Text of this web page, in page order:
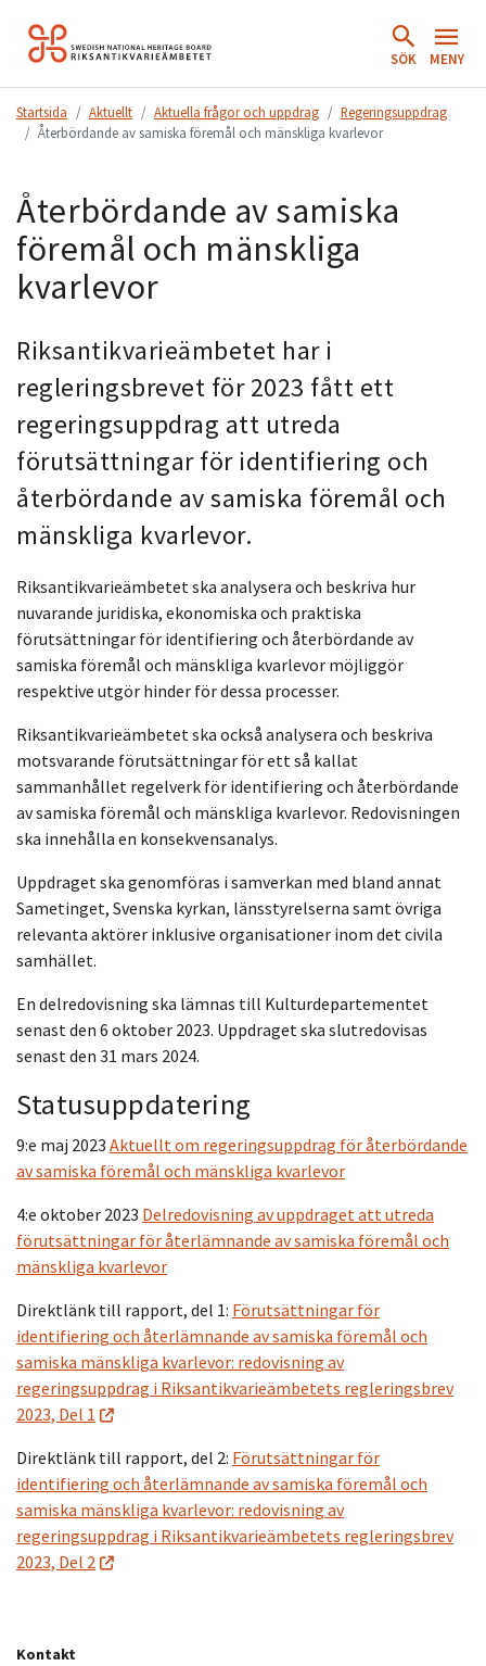
Hoppa
till
SÖK MENY
Startsida Aktuellt Aktuella frågor och uppdrag
Regeringsuppdrag
Återbördande av samiska föremål och mänskliga kvarlevor
Återbördande av samiska
föremål och mänskliga
kvarlevor
Riksantikvarieämbetet har i
regleringsbrevet för 2023 fått ett
regeringsuppdrag att utreda
förutsättningar för identifiering och
återbördande av samiska föremål och
mänskliga kvarlevor.
Riksantikvarieämbetet ska analysera och beskriva hur
nuvarande juridiska, ekonomiska och praktiska
förutsättningar för identifiering och återbördande av
samiska föremål och mänskliga kvarlevor möjliggör
respektive utgör hinder för dessa processer.
Riksantikvarieämbetet ska också analysera och beskriva
motsvarande förutsättningar för ett så kallat
sammanhållet regelverk för identifiering och återbördande
av samiska föremål och mänskliga kvarlevor. Redovisningen
ska innehålla en konsekvensanalys.
Uppdraget ska genomföras i samverkan med bland annat
Sametinget, Svenska kyrkan, länsstyrelserna samt övriga
relevanta aktörer inklusive organisationer inom det civila
samhället.
En delredovisning ska lämnas till Kulturdepartementet
senast den 6 oktober 2023. Uppdraget ska slutredovisas
senast den 31 mars 2024.
Statusuppdatering
9:e maj 2023 Aktuellt om regeringsuppdrag för återbördande
av samiska föremål och mänskliga kvarlevor
4:e oktober 2023 Delredovisning av uppdraget att utreda
förutsättningar för återlämnande av samiska föremål och
mänskliga kvarlevor
Direktlänk till rapport, del 1: Förutsättningar för
identifiering och återlämnande av samiska föremål och
samiska mänskliga kvarlevor: redovisning av
regeringsuppdrag i Riksantikvarieämbetets regleringsbrev
2023, Del 1
Direktlänk till rapport, del 2: Förutsättningar för
identifiering och återlämnande av samiska föremål och
samiska mänskliga kvarlevor: redovisning av
regeringsuppdrag i Riksantikvarieämbetets regleringsbrev
2023, Del 2
Kontakt